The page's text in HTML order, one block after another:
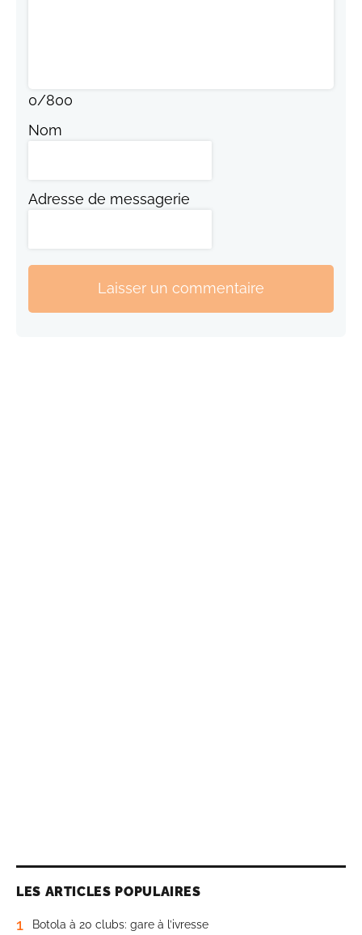
0/800
Nom
Adresse de messagerie
Laisser un commentaire
LES ARTICLES POPULAIRES
1 Botola à 20 clubs: gare à l’ivresse